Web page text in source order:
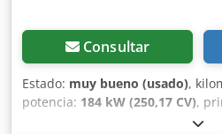
Consultar
Estado: muy bueno (usado),
potencia: 184 kW (250,17 CV),
,